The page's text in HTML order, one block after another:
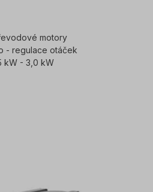
motory
- regulace otáček
kW - 3,0 kW